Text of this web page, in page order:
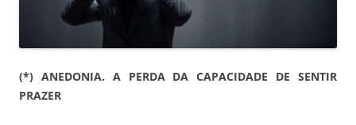
(*) ANEDONIA. A PERDA DA CAPACIDADE DE SENTIR
PRAZER